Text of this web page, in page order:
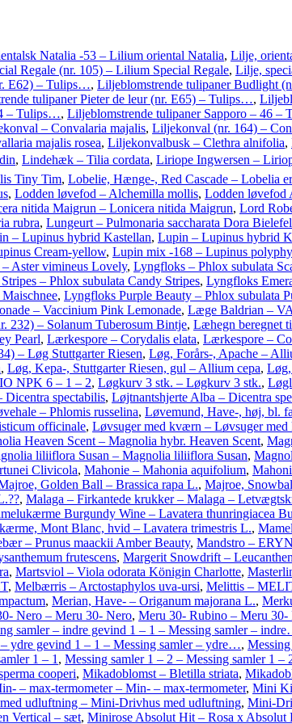
Natalia -53 – Lilium oriental Natalia, Lilje,
Regale (nr. 105) – Lilium Special Regale, Lilje,
E62) – Tulips…, Liljeblomstrende tulipaner Budlight
tulipaner Pieter de leur (nr. E65) – Tulips…,
– Tulips…, Liljeblomstrende tulipaner Sapporo – 46
– Convalaria majalis, Liljekonval (nr. 164) –
majalis rosea, Liljekonvalbusk – Clethra alnifolia,
, Lindehæk – Tilia cordata, Liriope Ingwersen –
Tiny Tim, Lobelie, Hænge-, Red Cascade – Lobelia
, Lodden løvefod – Alchemilla mollis, Lodden løvefod
nitida Maigrun – Lonicera nitida Maigrun, Lord
rubra, Lungeurt – Pulmonaria saccharata Dora
– Lupinus hybrid Kastellan, Lupin – Lupinus hybrid
Cream-yellow, Lupin mix -168 – Lupinus
Aster vimineus Lovely, Lyngfloks – Phlox subulata
– Phlox subulata Candy Stripes, Lyngfloks
, Lyngfloks Purple Beauty – Phlox subulata
– Vaccinium Pink Lemonade, Læge Baldrian –
232) – Solanum Tuberosum Bintje, Læhegn beregnet
Pearl, Lærkespore – Corydalis elata, Lærkespore –
– Løg Stuttgarter Riesen, Løg, Forårs-, Apache –
, Løg, Kepa-, Stuttgarter Riesen, gul – Allium cepa,
NPK 6 – 1 – 2, Løgkurv 3 stk. – Løgkurv 3 stk.,
Dicentra spectabilis, Løjtnantshjerte Alba – Dicentra
– Phlomis russelina, Løvemund, Have-, høj, bl.
officinale, Løvsuger med kværn – Løvsuger
Heaven Scent – Magnolia hybr. Heaven Scent,
liliiflora Susan – Magnolia liliiflora Susan,
Clivicola, Mahonie – Mahonia aquifolium,
Golden Ball – Brassica rapa L., Majroe,
, Malaga – Firkantede krukker – Malaga –
Burgundy Wine – Lavatera thunringiacea
Mont Blanc, hvid – Lavatera trimestris L.,
– Prunus maackii Amber Beauty, Mandstro –
frutescens, Margerit Snowdrift –
, Martsviol – Viola odorata Königin Charlotte,
, Melbærris – Arctostaphylos uva-ursi, Melittis –
, Merian, Have- – Origanum majorana L.,
Nero – Meru 30- Nero, Meru 30- Rubino – Meru 30-
samler – indre gevind 1 – 1 – Messing samler –
ydre gevind 1 – 1 – Messing samler – ydre…,
1 – 1 , Messing samler 1 – 2 – Messing samler 1 –
cooperi, Mikadoblomst – Bletilla striata,
– max-termometer – Min- – max-termometer, Mini
udluftning – Mini-Drivhus med udluftning, Mini-
Vertical – sæt, Minirose Absolut Hit – Rosa x Absolut